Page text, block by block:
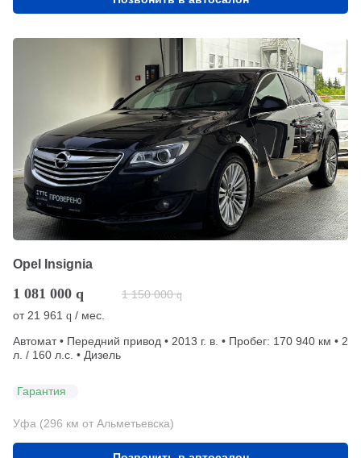
Opel Insignia
1 081 000 q 1 150 000 q
от 21 961 q / мес.
Автомат • Передний привод • 2013 г. в. • Пробег: 170 940 км • 2
л. / 160 л.с. • Дизель
Гарантия
Уфа (296 км от Альметьевска)